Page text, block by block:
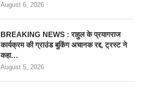
August 6, 2026
BREAKING NEWS : राहुल के प्रयागराज
कार्यक्रम की ग्राउंड बुकिंग अचानक रद्द, ट्रस्ट ने
कहा…
August 5, 2026